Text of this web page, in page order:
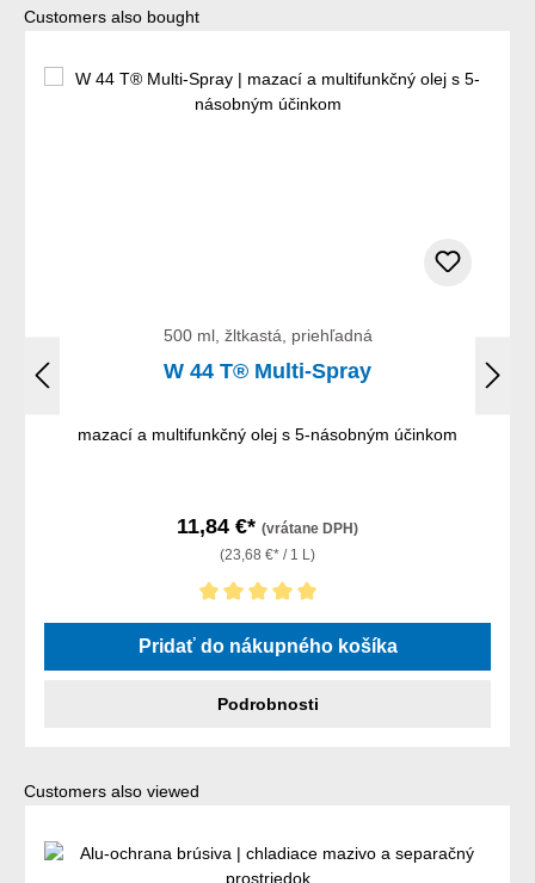
Preskočiť galériu produktov
Customers also bought
500 ml, žltkastá, priehľadná
W 44 T® Multi-Spray
mazací a multifunkčný olej s 5-násobným účinkom
11,84 €* (vrátane DPH)
(23,68 €* / 1 L)
Priemerné hodnotenie 5 z 5 hviezdičiek
Pridať do nákupného košíka
Podrobnosti
Preskočiť galériu produktov
Customers also viewed